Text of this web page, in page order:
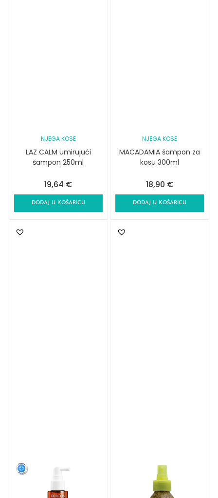
NJEGA KOSE
LAZ CALM umirujući
šampon 250ml
19,64 €
DODAJ U KOŠARICU
NJEGA KOSE
MACADAMIA šampon za
kosu 300ml
18,90 €
DODAJ U KOŠARICU